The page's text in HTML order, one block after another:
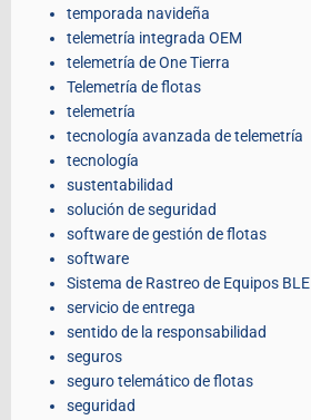
temporada navideña
telemetría integrada OEM
telemetría de One Tierra
Telemetría de flotas
telemetría
tecnología avanzada de telemetría
tecnología
sustentabilidad
solución de seguridad
software de gestión de flotas
software
Sistema de Rastreo de Equipos BLE
servicio de entrega
sentido de la responsabilidad
seguros
seguro telemático de flotas
seguridad